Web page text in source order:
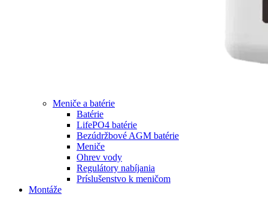
Meniče a batérie
Batérie
LifePO4 batérie
Bezúdržbové AGM batérie
Meniče
Ohrev vody
Regulátory nabíjania
Príslušenstvo k meničom
Montáže